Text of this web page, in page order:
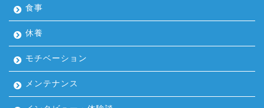
食事
休養
モチベーション
メンテナンス